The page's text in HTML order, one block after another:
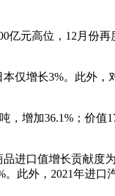
亿元高位，12月份再
仅增长3%。此外，
增加36.1%；价值
进口值增长贡献度
此外，2021年进口